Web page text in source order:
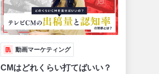
動画マーケティング
CMはどれくらい打てばいい？